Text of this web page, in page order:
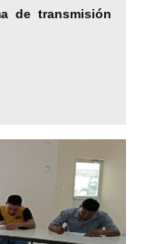
de transmisión